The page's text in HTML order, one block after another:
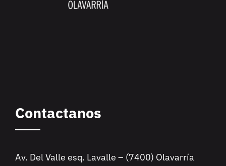
Contactanos
Av. Del Valle esq. Lavalle – (7400) Olavarría